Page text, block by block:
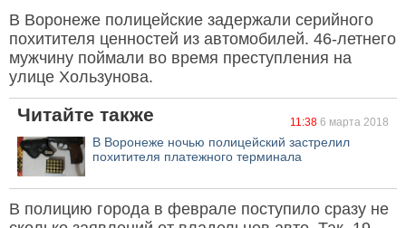
В Воронеже полицейские задержали серийного
похитителя ценностей из автомобилей. 46-летнего
мужчину поймали во время преступления на
улице Хользунова.
Читайте также 11:38 6 марта 2018
В Воронеже ночью полицейский застрелил
похитителя платежного терминала
В полицию города в феврале поступило сразу не